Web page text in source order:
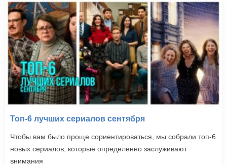
Топ-6 лучших сериалов сентября
Чтобы вам было проще сориентироваться, мы собрали топ-6
новых сериалов, которые определенно заслуживают
внимания